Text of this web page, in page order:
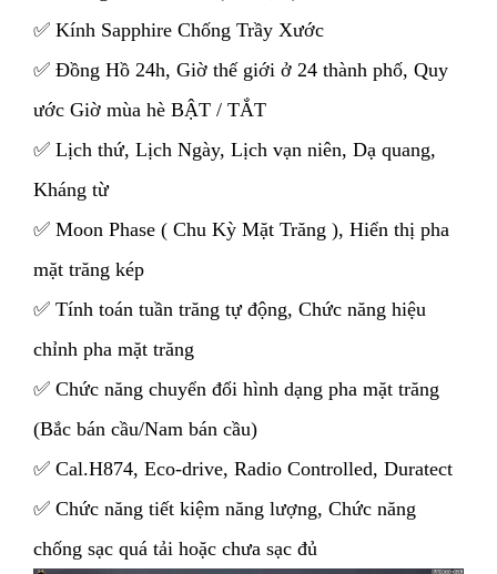
✅ Kính Sapphire Chống Trầy Xước
✅ Đồng Hồ 24h, Giờ thế giới ở 24 thành phố, Quy
ước Giờ mùa hè BẬT / TẮT
✅ Lịch thứ, Lịch Ngày, Lịch vạn niên, Dạ quang,
Kháng từ
✅ Moon Phase ( Chu Kỳ Mặt Trăng ), Hiển thị pha
mặt trăng kép
✅ Tính toán tuần trăng tự động, Chức năng hiệu
chỉnh pha mặt trăng
✅ Chức năng chuyển đổi hình dạng pha mặt trăng
(Bắc bán cầu/Nam bán cầu)
✅ Cal.H874, Eco-drive, Radio Controlled, Duratect
✅ Chức năng tiết kiệm năng lượng, Chức năng
chống sạc quá tải hoặc chưa sạc đủ